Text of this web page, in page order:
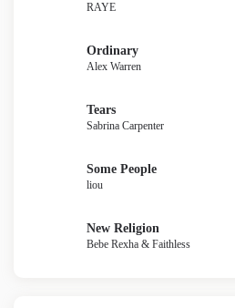
RAYE
Ordinary
Alex Warren
Tears
Sabrina Carpenter
Some People
liou
New Religion
Bebe Rexha & Faithless